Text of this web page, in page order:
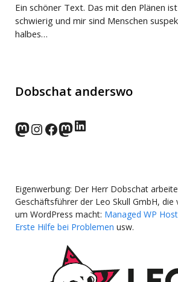
Ein schöner Text. Das mit den Plänen
schwierig und mir sind Menschen
halbes…
Dobschat anderswo
norden.social
Instagram
Facebook
wp-punks.social
LinkedIn
Eigenwerbung: Der Herr Dobschat
Geschäftsführer der Leo Skull GmbH, die
um WordPress macht: Managed WP
Erste Hilfe bei Problemen usw.